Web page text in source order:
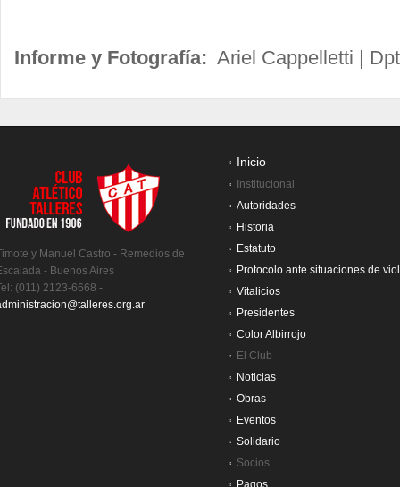
Informe y Fotografía: Ariel Cappelletti |
y Manuel Castro - Remedios de
- Buenos Aires
(011) 2123-6668 -
Inicio
Institucional
Autoridades
Historia
Estatuto
Protocolo ante situaciones de
Vitalicios
Presidentes
Color Albirrojo
El Club
Noticias
Obras
Eventos
Solidario
Socios
Pagos